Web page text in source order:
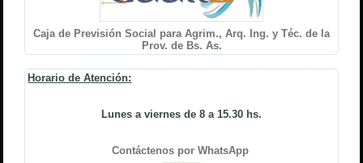
Caja de Previsión Social para Agrim., Arq. Ing. y Téc. de la
Prov. de Bs. As.
Horario de Atención:
Lunes a viernes de 8 a 15.30 hs.
Contáctenos por WhatsApp